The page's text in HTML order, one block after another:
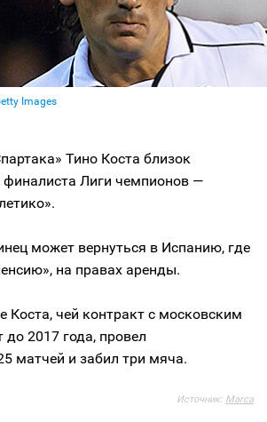
Images
Тино Коста близок
финалиста Лиги чемпионов —
может вернуться в Испанию, где
на правах аренды.
Коста, чей контракт с московским
до 2017 года, провел
матчей и забил три мяча.
Источник: Marca